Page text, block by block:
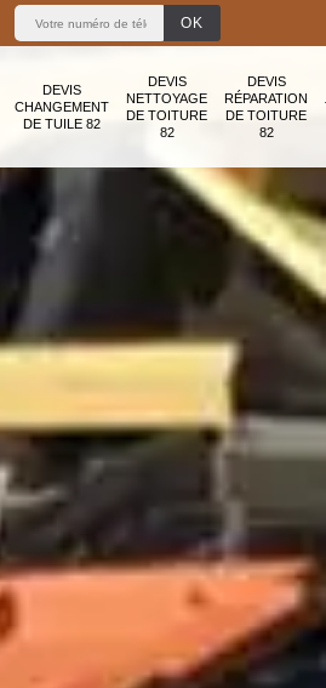
DEVIS
CHANGEMENT
DE TUILE 82
DEVIS
NETTOYAGE
DE TOITURE
82
DEVIS
RÉPARATION
DE TOITURE
82